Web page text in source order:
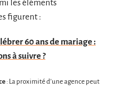
les éléments
figurent :
60 ans de mariage :
à suivre ?
: La proximité d’une agence peut